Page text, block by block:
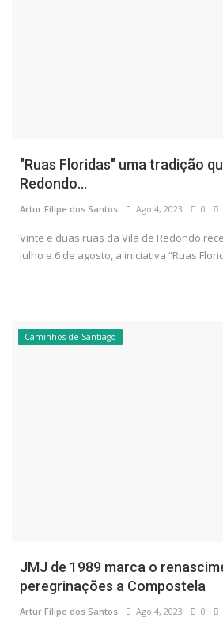
"Ruas Floridas" uma tradição
Redondo...
Artur Filipe dos Santos Ago 4, 2023 0
Vinte e duas ruas da Vila de Redondo
julho e 6 de agosto, a iniciativa “Ruas
Caminhos de Santiago
JMJ de 1989 marca o
peregrinações a Compostela
Artur Filipe dos Santos Ago 4, 2023 0